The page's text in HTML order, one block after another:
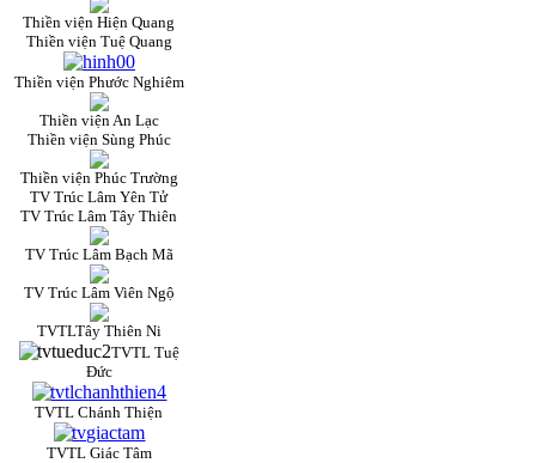
Thiền viện Hiện Quang
Thiền viện Tuệ Quang
Thiền viện Phước Nghiêm
Thiền viện An Lạc
Thiền viện Sùng Phúc
Thiền viện Phúc Trường
TV Trúc Lâm Yên Tử
TV Trúc Lâm Tây Thiên
TV Trúc Lâm Bạch Mã
TV Trúc Lâm Viên Ngộ
TVTLTây Thiên Ni
TVTL Tuệ
Đức
TVTL Chánh Thiện
TVTL Giác Tâm